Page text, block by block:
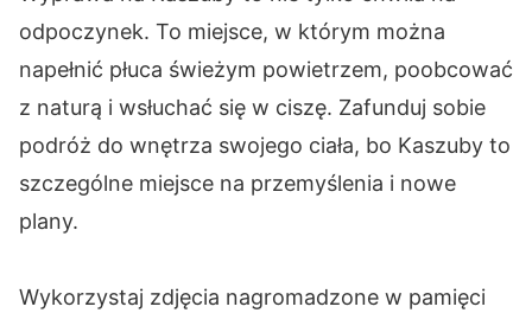
odpoczynek. To miejsce, w którym można
napełnić płuca świeżym powietrzem, poobcować
z naturą i wsłuchać się w ciszę. Zafunduj sobie
podróż do wnętrza swojego ciała, bo Kaszuby to
szczególne miejsce na przemyślenia i nowe
plany.
Wykorzystaj zdjęcia nagromadzone w pamięci